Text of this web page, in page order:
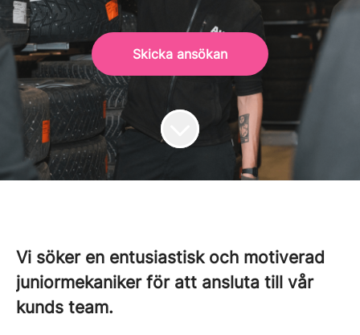
Skicka ansökan
Vi söker en entusiastisk och motiverad
juniormekaniker för att ansluta till vår
kunds team.